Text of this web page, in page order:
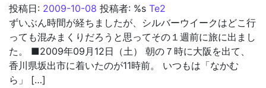
投稿日: 2009-10-08 投稿者: %s Te2
ずいぶん時間が経ちましたが、シルバーウイークはどこ行
っても混みまくりだろうと思ってその１週前に旅に出まし
た。 ■2009年09月12日（土） 朝の７時に大阪を出て、
香川県坂出市に着いたのが11時前。 いつもは「なかむ
ら」 […]